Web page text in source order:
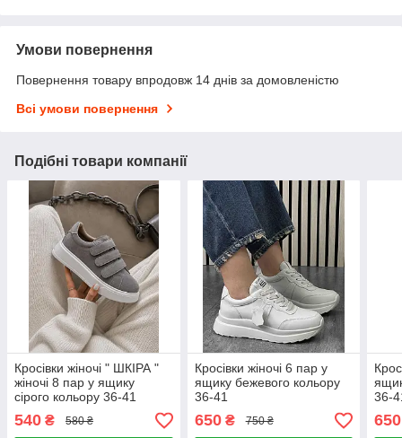
Умови повернення
Повернення товару впродовж 14 днів за домовленістю
Всі умови повернення
Подібні товари компанії
Кросівки жіночі " ШКІРА "
жіночі 8 пар у ящику
сірого кольору 36-41
540 ₴ 580 ₴
Кросівки жіночі 6 пар у
ящику бежевого кольору
36-41
650₴ 750 ₴
36-
650